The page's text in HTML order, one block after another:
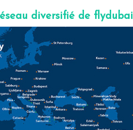
diversifié de flydubai